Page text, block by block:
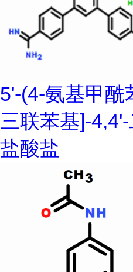
5'-(4-氨基甲酰
三联苯基]-
盐酸盐